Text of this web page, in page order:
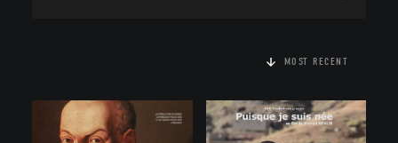
MOST RECENT